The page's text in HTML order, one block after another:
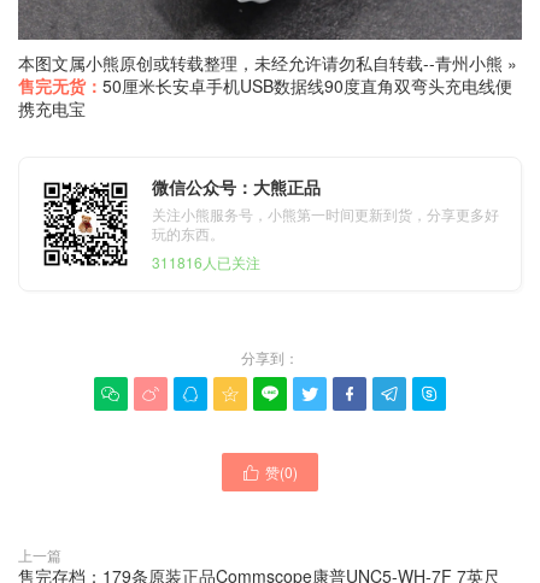
本图文属小熊原创或转载整理，未经允许请勿私自转载--青州小熊 »
售完无货： 50厘米长安卓手机USB数据线90度直角双弯头充电线便
携充电宝
微信公众号：大熊正品
关注小熊服务号，小熊第一时间更新到货，分享更多好
玩的东西。
311816人已关注
分享到：
        
 赞(0)
上一篇
售完存档：179条原装正品Commscope康普UNC5-WH-7F 7英尺